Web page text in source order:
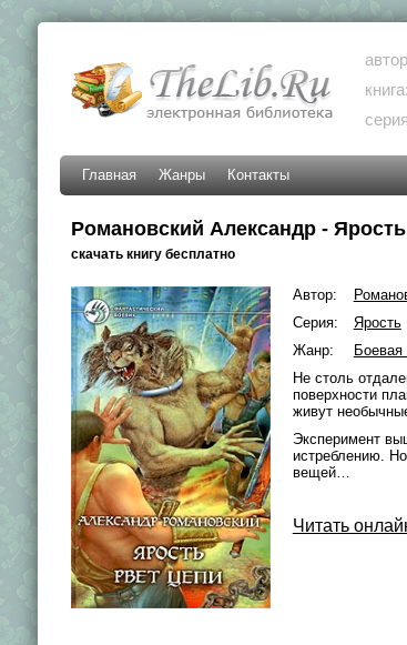
книга:
Главная Жанры Контакты
Романовский Александр -
скачать книгу бесплатно
Автор:
Серия:
Ярость
Жанр:
Боевая
Не столь
поверхности
живут
Эксперимент
истреблению.
вещей…
Читать